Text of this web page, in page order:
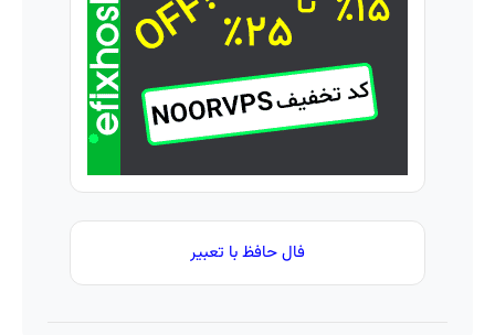
بفروشش
فال حافظ با تعبیر